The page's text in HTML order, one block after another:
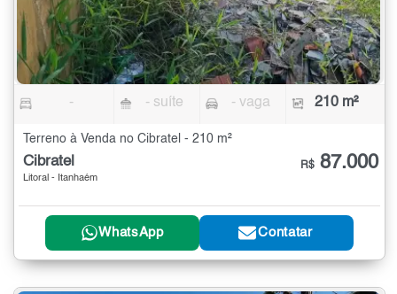
- - suíte - vaga 210 m²
Terreno à Venda no Cibratel - 210 m²
Cibratel
Litoral - Itanhaém
R$ 87.000
WhatsApp Contatar